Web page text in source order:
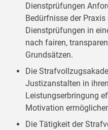
Dienstprüfungen
Bedürfnisse der
Dienstprüfungen in
nach fairen,
Grundsätzen.
Die
Justizanstalten in
Leistungserbringung
Motivation
Die Tätigkeit der